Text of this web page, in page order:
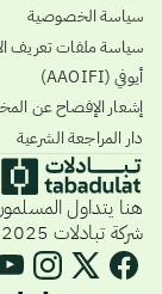
سياسة الخصوصية
سياسة ملفات تعريف
أيوفي (AAOIFI)
إشعار الإفصاح عن
دار المراجعة الشرعية
هنا يتداول
شركة تبادلات 2025، جميع الحقوق محفوظة.